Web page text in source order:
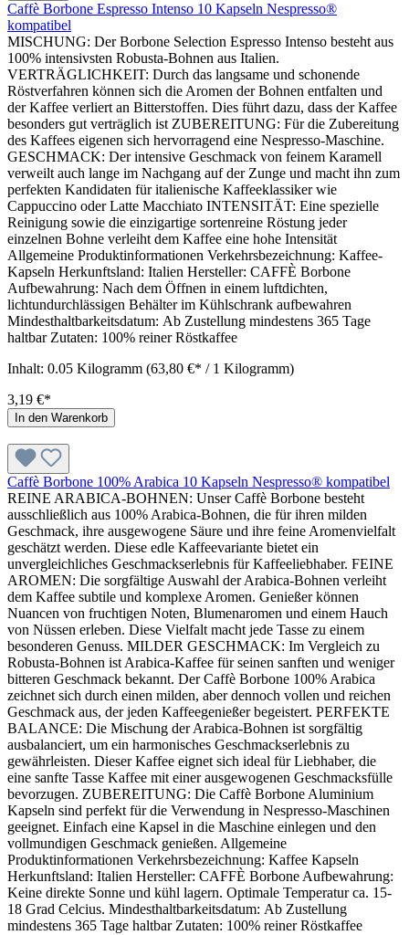
Caffè Borbone Espresso Intenso 10 Kapseln Nespresso®
kompatibel
MISCHUNG: Der Borbone Selection Espresso Intenso besteht aus
100% intensivsten Robusta-Bohnen aus Italien.
VERTRÄGLICHKEIT: Durch das langsame und schonende
Röstverfahren können sich die Aromen der Bohnen entfalten und
der Kaffee verliert an Bitterstoffen. Dies führt dazu, dass der Kaffee
besonders gut verträglich ist ZUBEREITUNG: Für die Zubereitung
des Kaffees eigenen sich hervorragend eine Nespresso-Maschine.
GESCHMACK: Der intensive Geschmack von feinem Karamell
verweilt auch lange im Nachgang auf der Zunge und macht ihn zum
perfekten Kandidaten für italienische Kaffeeklassiker wie
Cappuccino oder Latte Macchiato INTENSITÄT: Eine spezielle
Reinigung sowie die einzigartige sortenreine Röstung jeder
einzelnen Bohne verleiht dem Kaffee eine hohe Intensität
Allgemeine Produktinformationen Verkehrsbezeichnung: Kaffee-
Kapseln Herkunftsland: Italien Hersteller: CAFFÈ Borbone
Aufbewahrung: Nach dem Öffnen in einem luftdichten,
lichtundurchlässigen Behälter im Kühlschrank aufbewahren
Mindesthaltbarkeitsdatum: Ab Zustellung mindestens 365 Tage
haltbar Zutaten: 100% reiner Röstkaffee
Inhalt: 0.05 Kilogramm (63,80 €* / 1 Kilogramm)
3,19 €*
In den Warenkorb
Caffè Borbone 100% Arabica 10 Kapseln Nespresso® kompatibel
REINE ARABICA-BOHNEN: Unser Caffè Borbone besteht
ausschließlich aus 100% Arabica-Bohnen, die für ihren milden
Geschmack, ihre ausgewogene Säure und ihre feine Aromenvielfalt
geschätzt werden. Diese edle Kaffeevariante bietet ein
unvergleichliches Geschmackserlebnis für Kaffeeliebhaber. FEINE
AROMEN: Die sorgfältige Auswahl der Arabica-Bohnen verleiht
dem Kaffee subtile und komplexe Aromen. Genießer können
Nuancen von fruchtigen Noten, Blumenaromen und einem Hauch
von Nüssen erleben. Diese Vielfalt macht jede Tasse zu einem
besonderen Genuss. MILDER GESCHMACK: Im Vergleich zu
Robusta-Bohnen ist Arabica-Kaffee für seinen sanften und weniger
bitteren Geschmack bekannt. Der Caffè Borbone 100% Arabica
zeichnet sich durch einen milden, aber dennoch vollen und reichen
Geschmack aus, der jeden Kaffeegenießer begeistert. PERFEKTE
BALANCE: Die Mischung der Arabica-Bohnen ist sorgfältig
ausbalanciert, um ein harmonisches Geschmackserlebnis zu
gewährleisten. Dieser Kaffee eignet sich ideal für Liebhaber, die
eine sanfte Tasse Kaffee mit einer ausgewogenen Geschmacksfülle
bevorzugen. ZUBEREITUNG: Die Caffè Borbone Aluminium
Kapseln sind perfekt für die Verwendung in Nespresso-Maschinen
geeignet. Einfach eine Kapsel in die Maschine einlegen und den
vollmundigen Geschmack genießen. Allgemeine
Produktinformationen Verkehrsbezeichnung: Kaffee Kapseln
Herkunftsland: Italien Hersteller: CAFFÈ Borbone Aufbewahrung:
Keine direkte Sonne und kühl lagern. Optimale Temperatur ca. 15-
18 Grad Celcius. Mindesthaltbarkeitsdatum: Ab Zustellung
mindestens 365 Tage haltbar Zutaten: 100% reiner Röstkaffee